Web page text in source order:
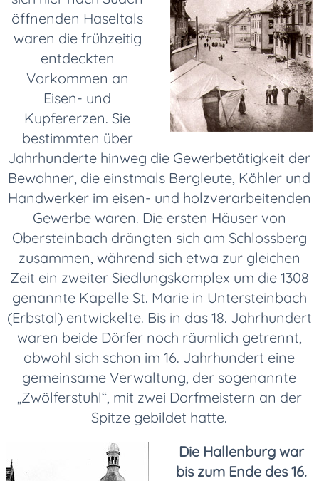
öffnenden Haseltals
waren die frühzeitig
entdeckten
Vorkommen an
Eisen- und
Kupfererzen. Sie
bestimmten über
Jahrhunderte hinweg die Gewerbetätigkeit der
Bewohner, die einstmals Bergleute, Köhler und
Handwerker im eisen- und holzverarbeitenden
Gewerbe waren. Die ersten Häuser von
Obersteinbach drängten sich am Schlossberg
zusammen, während sich etwa zur gleichen
Zeit ein zweiter Siedlungskomplex um die 1308
genannte Kapelle St. Marie in Untersteinbach
(Erbstal) entwickelte. Bis in das 18. Jahrhundert
waren beide Dörfer noch räumlich getrennt,
obwohl sich schon im 16. Jahrhundert eine
gemeinsame Verwaltung, der sogenannte
„Zwölferstuhl“, mit zwei Dorfmeistern an der
Spitze gebildet hatte.
Die Hallenburg war
bis zum Ende des 16.